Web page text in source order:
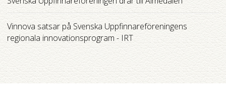
Vinnova satsar på Svenska Uppfinnareföreningens
regionala innovationsprogram - IRT